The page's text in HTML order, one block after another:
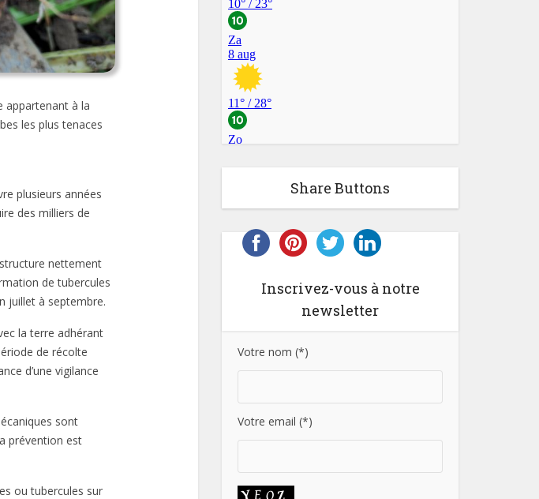
appartenant à la
les plus tenaces
plusieurs années
des milliers de
nettement
de tubercules
juillet à septembre.
la terre adhérant
de récolte
d’une vigilance
sont
prévention est
ou tubercules sur
Share Buttons
Inscrivez-vous à notre
newsletter
Votre nom (*)
Votre email (*)